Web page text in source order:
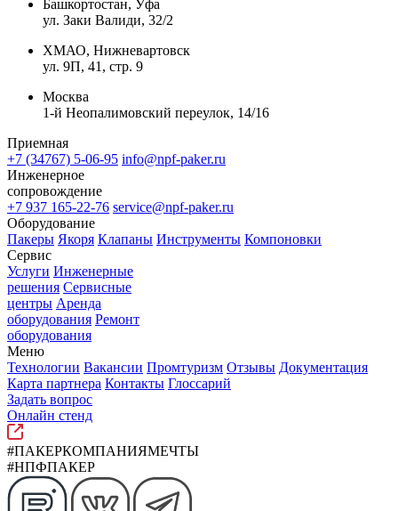
Башкортостан, Уфа
ул. Заки Валиди, 32/2
ХМАО, Нижневартовск
ул. 9П, 41, стр. 9
Москва
1-й Неопалимовский переулок, 14/16
Приемная
+7 (34767) 5-06-95 info@npf-paker.ru
Инженерное
сопровождение
+7 937 165-22-76 service@npf-paker.ru
Оборудование
Пакеры Якоря Клапаны Инструменты Компоновки
Сервис
Услуги Инженерные
решения Сервисные
центры Аренда
оборудования Ремонт
оборудования
Меню
Технологии Вакансии Промтуризм Отзывы Документация
Карта партнера Контакты Глоссарий
Задать вопрос
Онлайн стенд
#ПАКЕРКОМПАНИЯМЕЧТЫ
#НПФПАКЕР